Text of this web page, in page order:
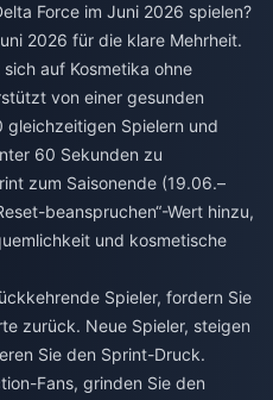
Force im Juni 2026 spielen?
2026 für die klare Mehrheit.
auf Kosmetika ohne
von einer gesunden
Spielern und
60 Sekunden zu
zum Saisonende (19.06.–
beanspruchen“-Wert hinzu,
und kosmetische
Spieler, fordern Sie
zurück. Neue Spieler, steigen
Sie den Sprint-Druck.
Fans, grinden Sie den